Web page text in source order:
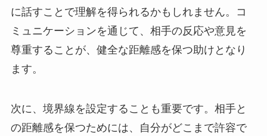
に話すことで理解を得られるかもしれません。コ
ミュニケーションを通じて、相手の反応や意見を
尊重することが、健全な距離感を保つ助けとなり
ます。
次に、境界線を設定することも重要です。相手と
の距離感を保つためには、自分がどこまで許容で